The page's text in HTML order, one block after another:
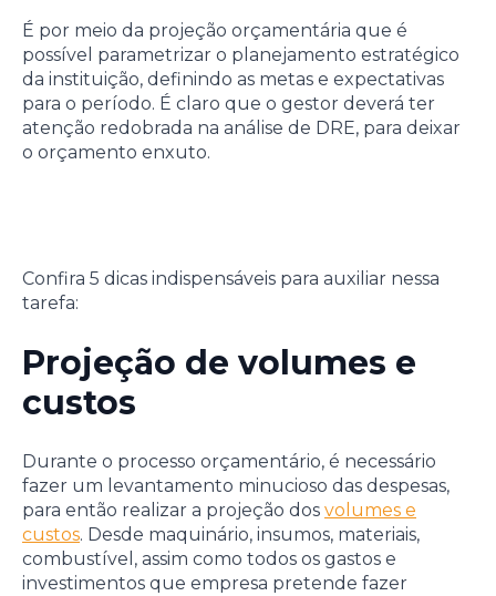
É por meio da projeção orçamentária que é
possível parametrizar o planejamento estratégico
da instituição, definindo as metas e expectativas
para o período. É claro que o gestor deverá ter
atenção redobrada na análise de DRE, para deixar
o orçamento enxuto.
Confira 5 dicas indispensáveis para auxiliar nessa
tarefa:
Projeção de volumes e
custos
Durante o processo orçamentário, é necessário
fazer um levantamento minucioso das despesas,
para então realizar a projeção dos volumes e
custos. Desde maquinário, insumos, materiais,
combustível, assim como todos os gastos e
investimentos que empresa pretende fazer